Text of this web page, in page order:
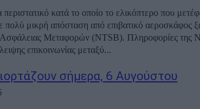
περιστατικό κατά το οποίο το ελικόπτερο που
πολύ μικρή απόσταση από επιβατικό αεροσκάφος
Μεταφορών (NTSB). Πληροφορίες της
επικοινωνίας μεταξύ...
σήμερα, 6 Αυγούστου